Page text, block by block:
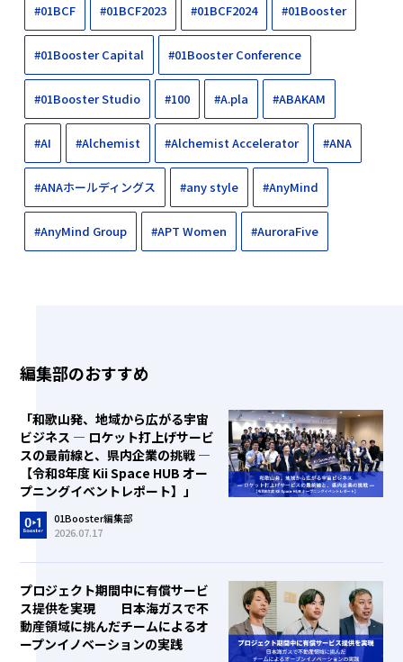
#01BCF #01BCF2023 #01BCF2024 #01Booster
#01Booster Capital #01Booster Conference
#01Booster Studio #100 #A.pla #ABAKAM
#AI #Alchemist #Alchemist Accelerator #ANA
#ANAホールディングス #any style #AnyMind
#AnyMind Group #APT Women #AuroraFive
編集部のおすすめ
「和歌山発、地域から広がる宇宙
ビジネス ― ロケット打上げサービ
スの最前線と、県内企業の挑戦 ―
【令和8年度 Kii Space HUB オー
プニングイベントレポート】」
01Booster編集部
2026.07.17
プロジェクト期間中に有償サービ
ス提供を実現 日本海ガスで不
動産領域に挑んだチームによるオ
ープンイノベーションの実践